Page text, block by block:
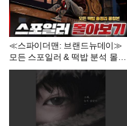
≪스파이더맨: 브랜드뉴데이≫
모든 스포일러 & 떡밥 분석 몰아
보기